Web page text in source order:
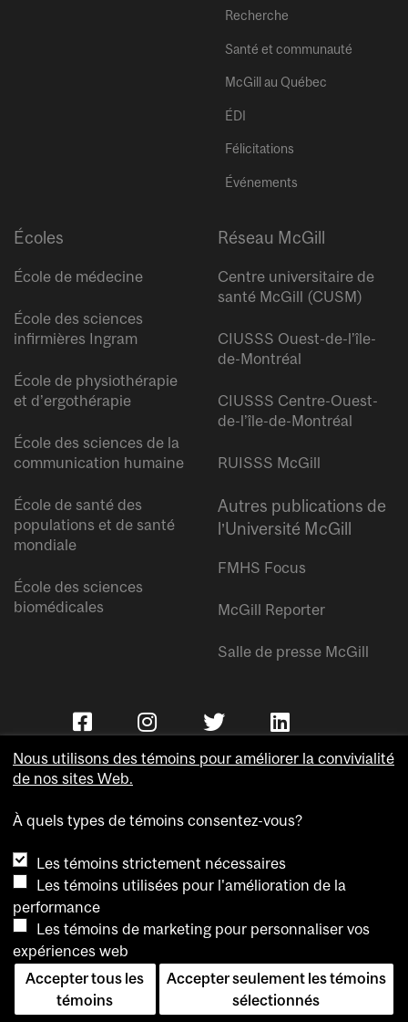
Recherche
Santé et communauté
McGill au Québec
ÉDI
Félicitations
Événements
Écoles
École de médecine
École des sciences
infirmières Ingram
École de physiothérapie
et d’ergothérapie
École des sciences de la
communication humaine
École de santé des
populations et de santé
mondiale
École des sciences
biomédicales
Réseau McGill
Centre universitaire de
santé McGill (CUSM)
CIUSSS Ouest-de-l’île-
de-Montréal
CIUSSS Centre-Ouest-
de-l’île-de-Montréal
RUISSS McGill
Autres publications de
l’Université McGill
FMHS Focus
McGill Reporter
Salle de presse McGill
Accessibilité
Confidentialité
Avis sur les témoins
Pour nous joindre
Nous utilisons des témoins pour améliorer la convivialité
de nos sites Web.
À quels types de témoins consentez-vous?
Les témoins strictement nécessaires
Les témoins utilisées pour l'amélioration de la
performance
Les témoins de marketing pour personnaliser vos
expériences web
Accepter tous les
témoins
Accepter seulement les témoins
sélectionnés